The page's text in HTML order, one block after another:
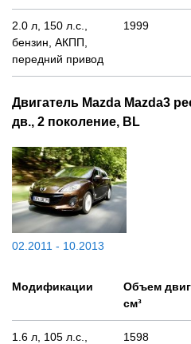
2.0 л, 150 л.с.,
бензин, АКПП,
передний привод
1999
Двигатель Mazda Mazda3
дв., 2 поколение, BL
02.2011 - 10.2013
Модификации
Объем
см³
1.6 л, 105 л.с.,
1598